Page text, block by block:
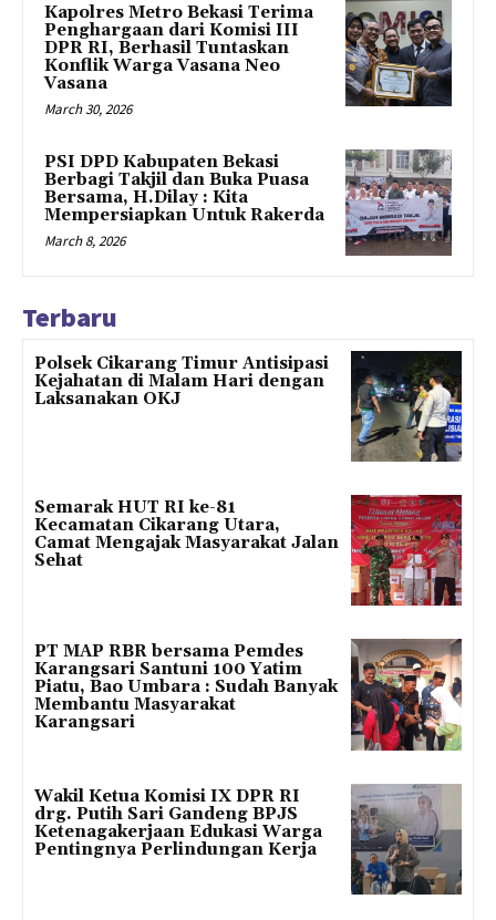
Kapolres Metro Bekasi Terima
Penghargaan dari Komisi III
DPR RI, Berhasil Tuntaskan
Konflik Warga Vasana Neo
Vasana
March 30, 2026
PSI DPD Kabupaten Bekasi
Berbagi Takjil dan Buka Puasa
Bersama, H.Dilay : Kita
Mempersiapkan Untuk Rakerda
March 8, 2026
Terbaru
Polsek Cikarang Timur Antisipasi
Kejahatan di Malam Hari dengan
Laksanakan OKJ
Semarak HUT RI ke-81
Kecamatan Cikarang Utara,
Camat Mengajak Masyarakat Jalan
Sehat
PT MAP RBR bersama Pemdes
Karangsari Santuni 100 Yatim
Piatu, Bao Umbara : Sudah Banyak
Membantu Masyarakat
Karangsari
Wakil Ketua Komisi IX DPR RI
drg. Putih Sari Gandeng BPJS
Ketenagakerjaan Edukasi Warga
Pentingnya Perlindungan Kerja